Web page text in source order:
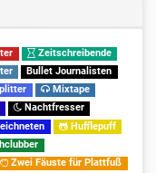
Zeitschreibende
Bullet Journalisten
Mixtape
Nachtfresser
Hufflepuff
Zwei Fäuste für Plattfuß